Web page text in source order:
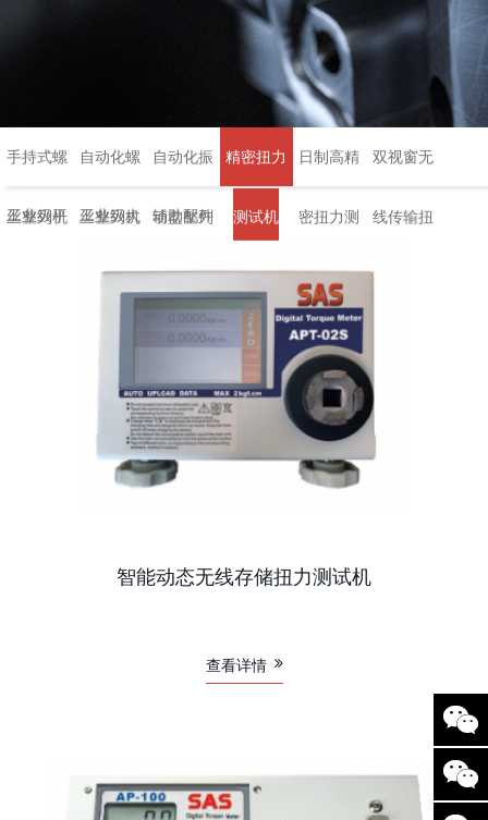
手持式螺
丝整列机
自动化螺
丝整列机
自动化振
动盘整列
机
精密扭力
测试机
日制高精
密扭力测
试机
双视窗无
线传输扭
工业级平 工业级大
数据扭力
辅助配件
智能动态无线存储扭力测试机
查看详情